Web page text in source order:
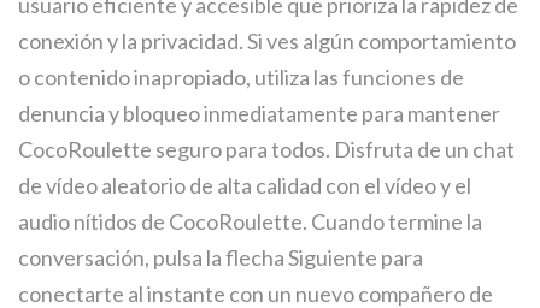
conexión y la privacidad. Si ves algún comportamiento
o contenido inapropiado, utiliza las funciones de
denuncia y bloqueo inmediatamente para mantener
CocoRoulette seguro para todos. Disfruta de un chat
de vídeo aleatorio de alta calidad con el vídeo y el
audio nítidos de CocoRoulette. Cuando termine la
conversación, pulsa la flecha Siguiente para
conectarte al instante con un nuevo compañero de